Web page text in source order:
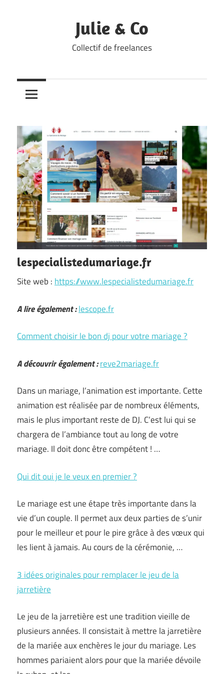
Julie & Co
Collectif de freelances
lespecialistedumariage.fr
Site web : https://www.lespecialistedumariage.fr
A lire également :lescope.fr
Comment choisir le bon dj pour votre mariage ?
A découvrir également :reve2mariage.fr
Dans un mariage, l’animation est importante. Cette
animation est réalisée par de nombreux éléments,
mais le plus important reste de DJ. C’est lui qui se
chargera de l’ambiance tout au long de votre
mariage. Il doit donc être compétent ! …
Qui dit oui je le veux en premier ?
Le mariage est une étape très importante dans la
vie d’un couple. Il permet aux deux parties de s’unir
pour le meilleur et pour le pire grâce à des vœux qui
les lient à jamais. Au cours de la cérémonie, …
3 idées originales pour remplacer le jeu de la
jarretière
Le jeu de la jarretière est une tradition vieille de
plusieurs années. Il consistait à mettre la jarretière
de la mariée aux enchères le jour du mariage. Les
hommes pariaient alors pour que la mariée dévoile